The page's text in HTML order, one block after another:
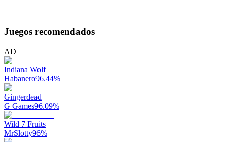
Juegos recomendados
AD
Indiana Wolf
Habanero96.44%
Gingerdead
G Games96.09%
Wild 7 Fruits
MrSlotty96%